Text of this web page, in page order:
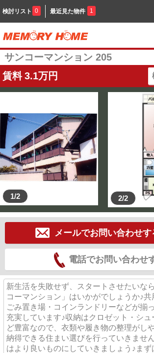
検討リスト 0 最近見た物件 1
サンコーマンション 205
賃料 3.1万円
1/2 2/2
メールでお問い合わせす
電話でお問い合わせ
新生活を失敗せず、スタートさせたいな
コーマンション」はいかがでしょうか♪
ごみ置き場・コインランドリーなどが揃
充実しています♪収納はクロゼット・シュ
ど豊富なので、衣類や履き物の整理がし
納得できる住まい選びを行っていきませ
はより良いものにしていきましょう♪ま